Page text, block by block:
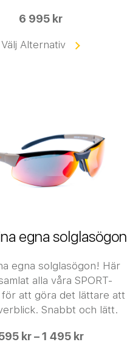
6 995 kr
Välj Alternativ
egna solglasögon
egna solglasögon! Här
alla våra SPORT-
för att göra det lättare att
Snabbt och lätt.
kr – 1 495 kr